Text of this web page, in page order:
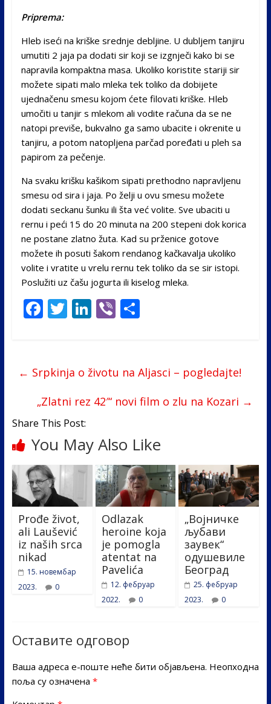
Priprema:
Hleb iseći na kriške srednje debljine. U dubljem tanjiru
umutiti 2 jaja pa dodati sir koji se izgnječi kako bi se
napravila kompaktna masa. Ukoliko koristite stariji sir
možete sipati malo mleka tek toliko da dobijete
ujednačenu smesu kojom ćete filovati kriške. Hleb
umočiti u tanjir s mlekom ali vodite računa da se ne
natopi previše, bukvalno ga samo ubacite i okrenite u
tanjiru, a potom natopljena parčad poređati u pleh sa
papirom za pečenje.
Na svaku krišku kašikom sipati prethodno napravljenu
smesu od sira i jaja. Po želji u ovu smesu možete
dodati seckanu šunku ili šta već volite. Sve ubaciti u
rernu i peći 15 do 20 minuta na 200 stepeni dok korica
ne postane zlatno žuta. Kad su prženice gotove
možete ih posuti šakom rendanog kačkavalja ukoliko
volite i vratite u vrelu rernu tek toliko da se sir istopi.
Poslužiti uz čašu jogurta ili kiselog mleka.
F
ac
b
o
o
k
T
w
er
Li
n
e
dI
n
Vi
b
S
e
← Srpkinja o životu na Aljasci – pogledajte!
„Zlatni rez 42′“ novi film o zlu na Kozari →
Share This Post:
You May Also Like
Prođe život,
ali Laušević
iz naših srca
nikad
15. новембар
2023.
0
Odlazak
heroine koja
je pomogla
atentat na
Pavelića
12. фебруар
2022.
0
„Војничке
љубави
заувек“
одушевиле
Београд
25. фебруар
2023.
0
Оставите одговор
Ваша адреса е-поште неће бити објављена. Неопходна
поља су означена *